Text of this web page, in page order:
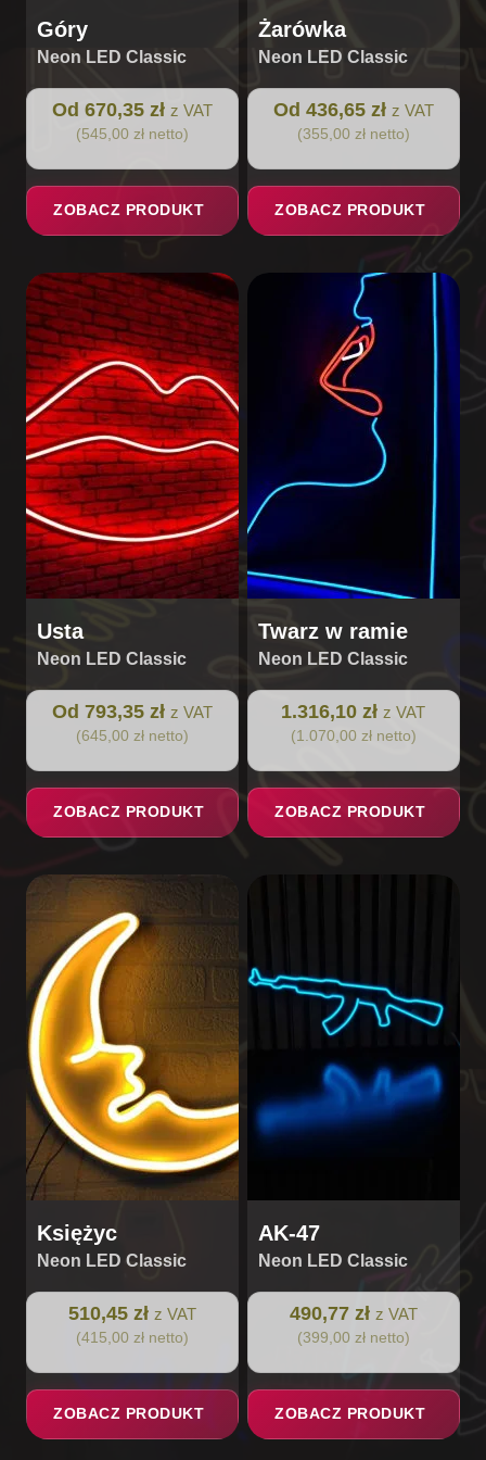
Góry
Neon LED Classic
Od 670,35 zł z VAT
(545,00 zł netto)
ZOBACZ PRODUKT
Żarówka
Neon LED Classic
Od 436,65 zł z VAT
(355,00 zł netto)
ZOBACZ PRODUKT
Usta
Neon LED Classic
Od 793,35 zł z VAT
(645,00 zł netto)
ZOBACZ PRODUKT
Ten
produkt
ma
wiele
wariantów.
Opcje
można
wybrać
na
stronie
produktu
Twarz w ramie
Neon LED Classic
1.316,10 zł z VAT
(1.070,00 zł netto)
ZOBACZ PRODUKT
Księżyc
Neon LED Classic
510,45 zł z VAT
(415,00 zł netto)
ZOBACZ PRODUKT
AK-47
Neon LED Classic
490,77 zł z VAT
(399,00 zł netto)
ZOBACZ PRODUKT